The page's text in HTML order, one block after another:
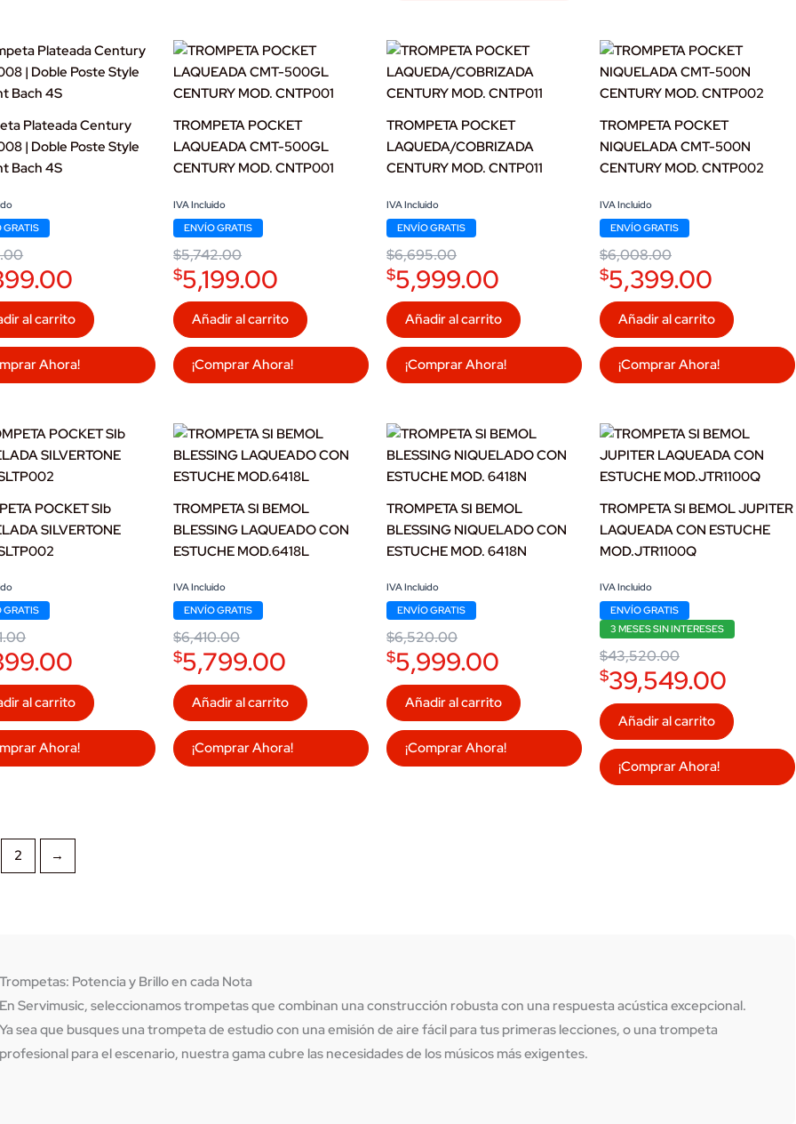
Plateada Century
| Doble Poste Style
Bach 4S
GRATIS
al carrito
Ahora!
TROMPETA POCKET
LAQUEADA CMT-500GL
CENTURY MOD. CNTP001
$5,742.00
Original
price
was:
$5,742.00.
$5,199.00
Current
price
is:
$5,199.00.
IVA Incluido
ENVÍO GRATIS
Añadir al carrito
¡Comprar Ahora!
TROMPETA POCKET
LAQUEDA/COBRIZADA
CENTURY MOD. CNTP011
$6,695.00
Original
price
was:
$6,695.00.
$5,999.00
Current
price
is:
$5,999.00.
IVA Incluido
ENVÍO GRATIS
Añadir al carrito
¡Comprar Ahora!
TROMPETA POCKET
NIQUELADA CMT-500N
CENTURY MOD. CNTP002
$6,008.00
Original
price
was:
$6,008.00.
$5,399.00
Current
price
is:
$5,399.00.
IVA Incluido
ENVÍO GRATIS
Añadir al carrito
¡Comprar Ahora!
POCKET SIb
SILVERTONE
GRATIS
al carrito
Ahora!
TROMPETA SI BEMOL
BLESSING LAQUEADO CON
ESTUCHE MOD.6418L
$6,410.00
Original
price
was:
$6,410.00.
$5,799.00
Current
price
is:
$5,799.00.
IVA Incluido
ENVÍO GRATIS
Añadir al carrito
¡Comprar Ahora!
TROMPETA SI BEMOL
BLESSING NIQUELADO CON
ESTUCHE MOD. 6418N
$6,520.00
Original
price
was:
$6,520.00.
$5,999.00
Current
price
is:
$5,999.00.
IVA Incluido
ENVÍO GRATIS
Añadir al carrito
¡Comprar Ahora!
TROMPETA SI BEMOL JUPITER
LAQUEADA CON ESTUCHE
MOD.JTR1100Q
$43,520.00
Original
price
was:
$43,520.00.
$39,549.00
Current
price
is:
$39,549.00.
IVA Incluido
ENVÍO GRATIS
3 MESES SIN INTERESES
Añadir al carrito
¡Comprar Ahora!
2 →
Trompetas: Potencia y Brillo en cada Nota
EnServimusic, seleccionamos trompetas que combinan una construcción robusta con una respuesta acústica excepcional.
Ya sea que busques unatrompeta de estudiocon una emisión de aire fácil para tus primeras lecciones, o unatrompeta
profesional para el escenario, nuestra gama cubre las necesidades de los músicos más exigentes.